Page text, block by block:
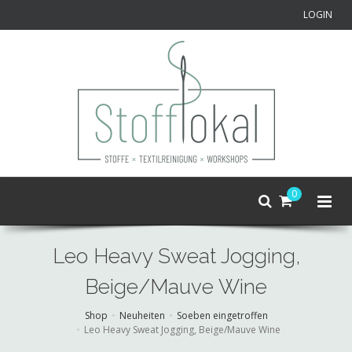
LOGIN
0
Leo Heavy Sweat Jogging,
Beige/Mauve Wine
Shop Neuheiten
Soeben eingetroffen
Leo Heavy Sweat Jogging, Beige/Mauve Wine